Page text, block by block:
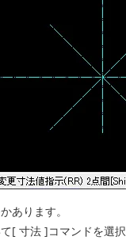
あります。
[ 寸法 ]コマンドを選